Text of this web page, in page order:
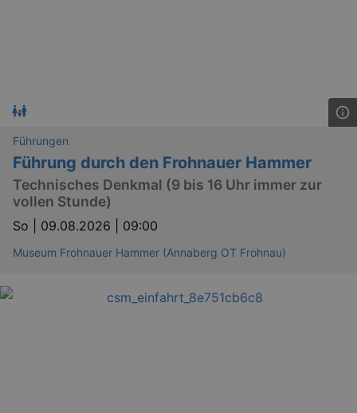
Führungen
Führung durch den Frohnauer Hammer
Technisches Denkmal (9 bis 16 Uhr immer zur
vollen Stunde)
So | 09.08.2026 | 09:00
Museum Frohnauer Hammer (Annaberg OT Frohnau)